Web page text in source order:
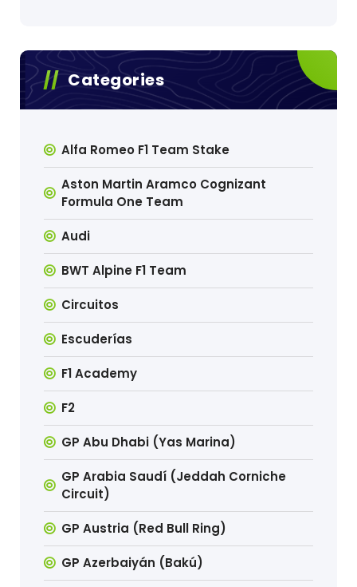
Categories
Alfa Romeo F1 Team Stake
Aston Martin Aramco Cognizant
Formula One Team
Audi
BWT Alpine F1 Team
Circuitos
Escuderías
F1 Academy
F2
GP Abu Dhabi (Yas Marina)
GP Arabia Saudí (Jeddah Corniche
Circuit)
GP Austria (Red Bull Ring)
GP Azerbaiyán (Bakú)